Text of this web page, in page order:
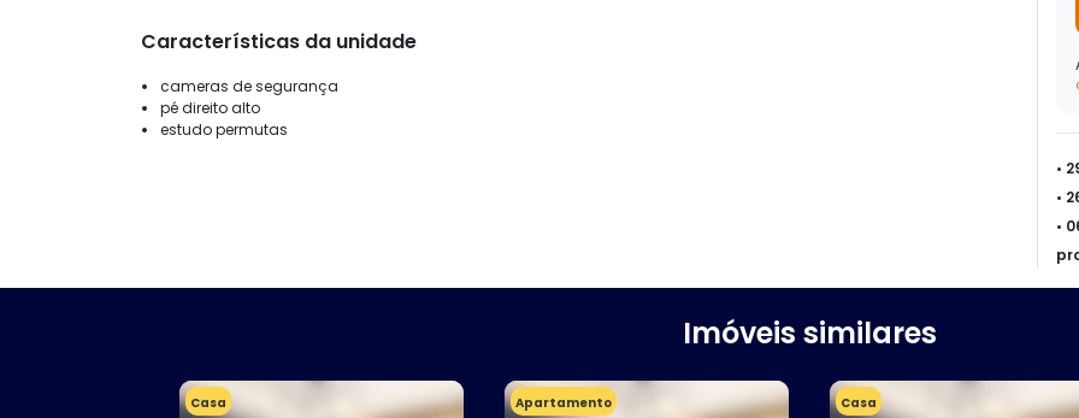
Características da unidade
cameras de segurança
pé direito alto
estudo permutas
•
•
•
Imóveis similares
Casa Apartamento Casa